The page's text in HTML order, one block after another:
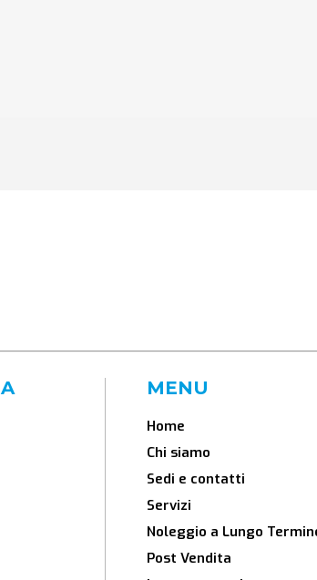
MENU
Home
Chi siamo
Sedi e contatti
Servizi
Noleggio a Lungo
Post Vendita